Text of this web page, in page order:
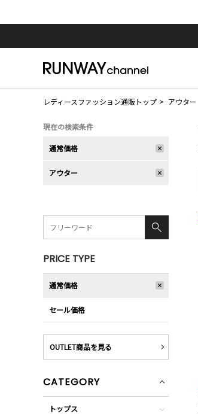
レディースファッション通販トップ アウター
現在の検索条件
通常価格
アウター
PRICE TYPE
通常価格
セール価格
OUTLET商品を見る
CATEGORY
トップス